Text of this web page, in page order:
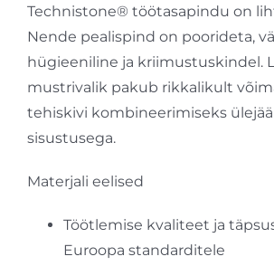
Technistone® töötasapindu on
Nende pealispind on poorideta,
hügieeniline ja kriimustuskindel.
mustrivalik pakub rikkalikult
tehiskivi kombineerimiseks
sisustusega.
Materjali eelised
Töötlemise kvaliteet ja
Euroopa standarditele